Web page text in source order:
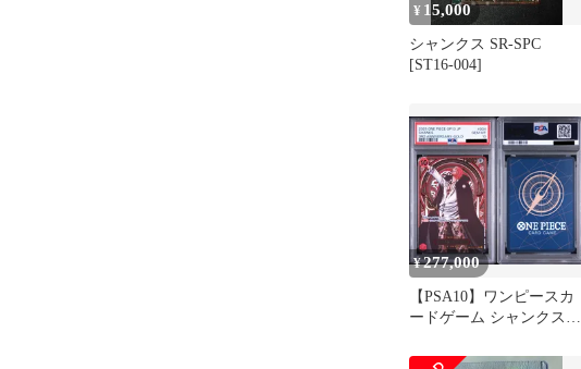
¥ 15,000
シャンクス SR-SPC
[ST16-004]
¥277,000
【PSA10】ワンピースカ
ードゲーム シャンクス：
ペシャルカード [OP09-